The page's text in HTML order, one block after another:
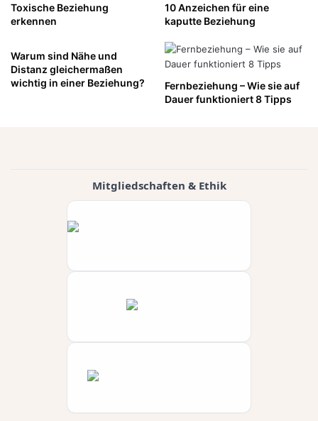
Toxische Beziehung
erkennen
10 Anzeichen für eine
kaputte Beziehung
Warum sind Nähe und
Distanz gleichermaßen
wichtig in einer Beziehung?
Fernbeziehung – Wie sie auf
Dauer funktioniert 8 Tipps
Mitgliedschaften & Ethik